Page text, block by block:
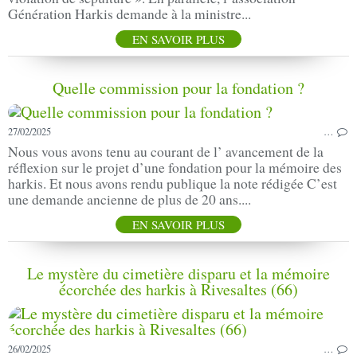
Génération Harkis demande à la ministre...
EN SAVOIR PLUS
Quelle commission pour la fondation ?
27/02/2025 …
Nous vous avons tenu au courant de l’ avancement de la
réflexion sur le projet d’une fondation pour la mémoire des
harkis. Et nous avons rendu publique la note rédigée C’est
une demande ancienne de plus de 20 ans....
EN SAVOIR PLUS
Le mystère du cimetière disparu et la mémoire
écorchée des harkis à Rivesaltes (66)
26/02/2025 …